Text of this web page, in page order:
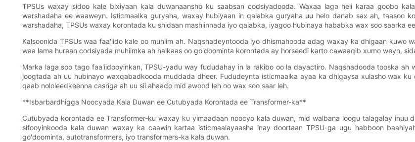
TPSUs waxay sidoo kale bixiyaan kala duwanaansho ku saabsan codsiyadooda. Waxaa laga heli karaa goobo
warshadaha ee waaweyn. Isticmaalka guryaha, waxay hubiyaan in qalabka guryaha uu helo danab sax ah, taasoo
warshadaha, TPSUs waxay korontada ku shidaan mashiinnada iyo qalabka, iyagoo hubinaya hababka wax soo saarka
Kalsoonida TPSUs waa faa'iido kale oo muhiim ah. Naqshadeyntooda iyo dhismahooda adag waxay ka dhigaan kuwo
waa lama huraan codsiyada muhiimka ah halkaas oo go'doominta korontada ay horseedi karto cawaaqib xumo weyn,
Marka laga soo tago faa'iidooyinkan, TPSU-yadu way fududahay in la rakibo oo la dayactiro. Naqshadooda tooska
joogtada ah uu hubinayo waxqabadkooda muddada dheer. Fududeynta isticmaalka ayaa ka dhigaysa xulasho wax
qaab nololeedkeenna casriga ah uu sii ahaado mid awood leh oo wax soo saar leh.
**Isbarbardhigga Noocyada Kala Duwan ee Cutubyada Korontada ee Transformer-ka**
Cutubyada korontada ee Transformer-ku waxay ku yimaadaan noocyo kala duwan, mid walbana loogu talagalay
sifooyinkooda kala duwan waxay ka caawin kartaa isticmaalayaasha inay doortaan TPSU-ga ugu habboon
go'doominta, autotransformers, iyo transformers-ka kala duwan.